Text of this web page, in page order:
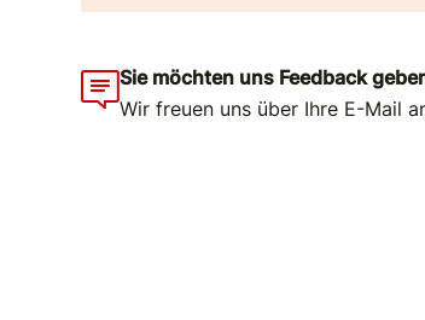
Sie möchten uns Feedback
Wir freuen uns über Ihre E-Mail